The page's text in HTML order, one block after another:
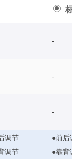
-
-
-
调节
调节
●前后
●靠背